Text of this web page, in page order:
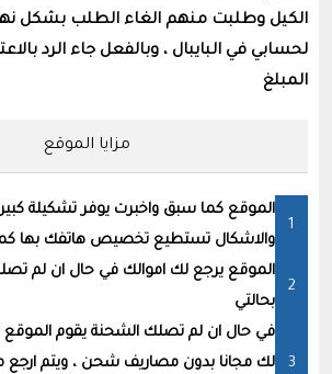
الكيل وطلبت منهم الغاء الطلب بشكل
لحسابي في البايبال ، وبالفعل جاء الرد
المبلغ
مزايا الموقع
الموقع كما سبق واخبرت يوفر تشكيلة
والاشكال تستطيع تخصيص هاتفك بها
الموقع يرجع لك اموالك في حال ان لم
بحالتي
في حال ان لم تصلك الشحنة يقوم الموقع
لك مجانا بدون مصاريف شحن ، ويتم ارجع